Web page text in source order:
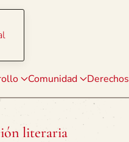
Comunidad Derechos
literaria